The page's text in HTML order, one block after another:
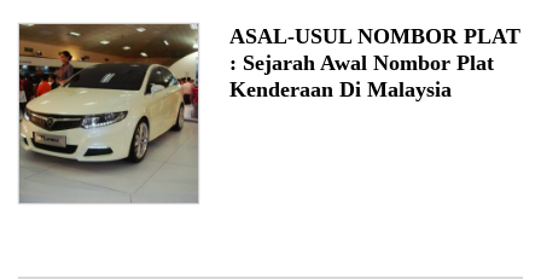
ASAL-USUL NOMBOR PLAT
: Sejarah Awal Nombor Plat
Kenderaan Di Malaysia